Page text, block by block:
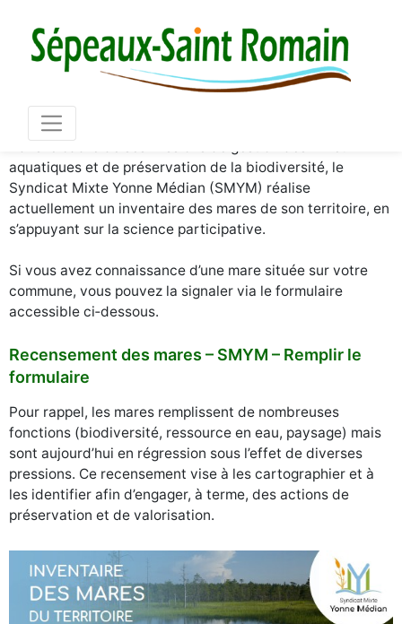
03 86 73 16 36
Dans le cadre de ses missions de gestion des milieux
aquatiques et de préservation de la biodiversité, le
Syndicat Mixte Yonne Médian (SMYM) réalise
actuellement un inventaire des mares de son territoire, en
s’appuyant sur la science participative.
Si vous avez connaissance d’une mare située sur votre
commune, vous pouvez la signaler via le formulaire
accessible ci‑dessous.
Recensement des mares – SMYM – Remplir le
formulaire
Pour rappel, les mares remplissent de nombreuses
fonctions (biodiversité, ressource en eau, paysage) mais
sont aujourd’hui en régression sous l’effet de diverses
pressions. Ce recensement vise à les cartographier et à
les identifier afin d’engager, à terme, des actions de
préservation et de valorisation.